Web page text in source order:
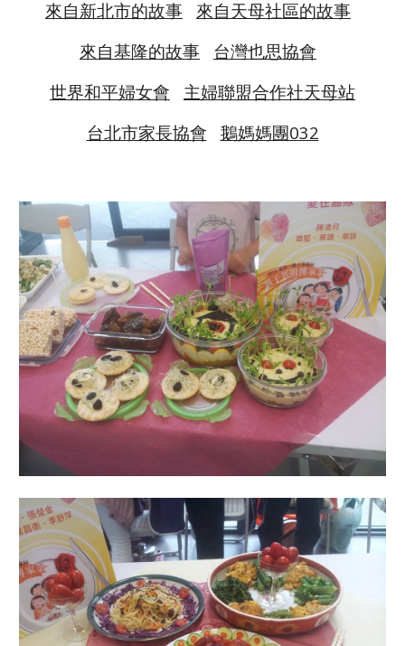
來自新北市的故事
來自天母社區的故事
來自基隆的故事
台灣也思協會
世界和平婦女會
主婦聯盟合作社天母站
台北市家長協會
鵝媽媽團032